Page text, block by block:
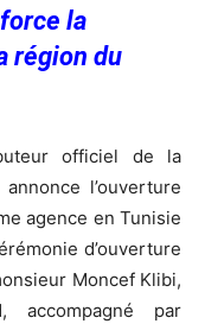
la
région du
officiel de la
l’ouverture
agence en Tunisie
d’ouverture
Moncef Klibi,
accompagné par